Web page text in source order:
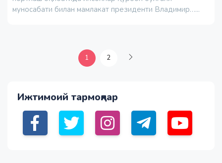
муносабати билан мамлакат президенти Владимир…...
1 2
Ижтимоий тармоқлар